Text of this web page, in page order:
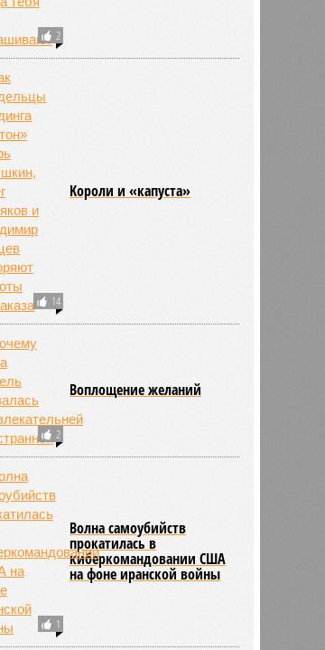
2
14
Kороли и «капуста»
2
Воплощение желаний
1
Волна самоубийств
прокатилась в
киберкомандовании США
на фоне иранской войны